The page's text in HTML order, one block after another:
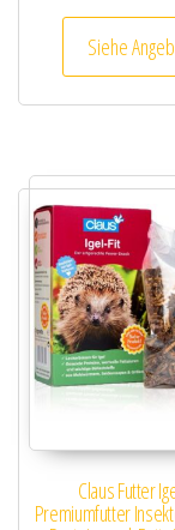
Siehe
Claus Futter
Premiumfutter